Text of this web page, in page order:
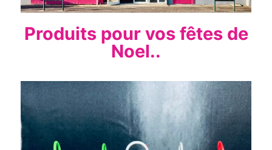
Produits pour vos fêtes de
Noel..